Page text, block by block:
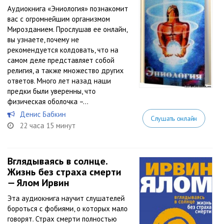
Аудиокнига «Эниология» познакомит
вас с огромнейшим организмом
Мирозданием. Прослушав ее онлайн,
вы узнаете, почему не
рекомендуется колдовать, что на
самом деле представляет собой
религия, а также множество других
ответов. Много лет назад наши
предки были уверенны, что
физическая оболочка –...
Денис Бабкин
22 часа 15 минут
Слушать онлайн
Вглядываясь в солнце.
Жизнь без страха смерти
— Ялом Ирвин
Эта аудиокнига научит слушателей
бороться с фобиями, о которых мало
говорят. Страх смерти полностью